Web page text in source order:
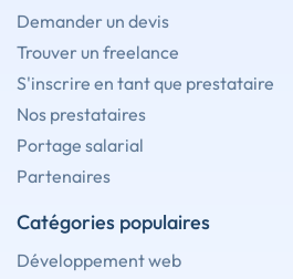
Demander un devis
Trouver un freelance
S'inscrire en tant que prestataire
Nos prestataires
Portage salarial
Partenaires
Catégories populaires
Développement web